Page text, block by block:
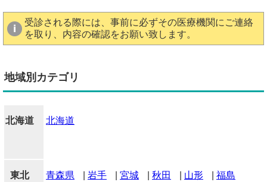
受診される際には、事前に必ずその医療機関にご連絡
を取り、内容の確認をお願い致します。
地域別カテゴリ
北海道 北海道
東北 青森県 岩手 宮城 秋田 山形 福島